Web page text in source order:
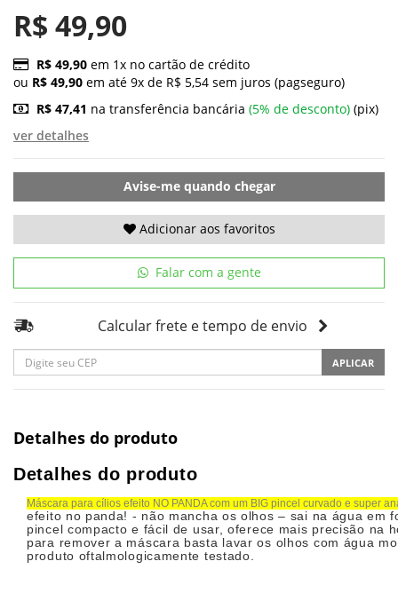
R$ 49,90
R$ 49,90 em 1x no cartão de crédito
ou R$ 49,90 em até 9x de R$ 5,54 sem juros (pagseguro)
R$ 47,41 na transferência bancária (5% de desconto) (pix)
ver detalhes
Avise-me quando chegar
Adicionar aos favoritos
Falar com a gente
Calcular frete e tempo de envio
APLICAR
Detalhes do produto
Detalhes do produto
Máscara para cílios efeito NO PANDA com um BIG pincel curvado e super
efeito no panda! - não mancha os olhos – sai na água em
pincel compacto e fácil de usar, oferece mais precisão na
para remover a máscara basta lavar os olhos com água
produto oftalmologicamente testado.